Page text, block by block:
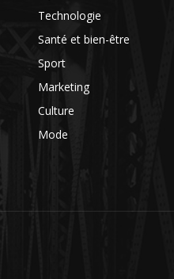
Technologie
Santé et bien-être
Sport
Marketing
Culture
Mode